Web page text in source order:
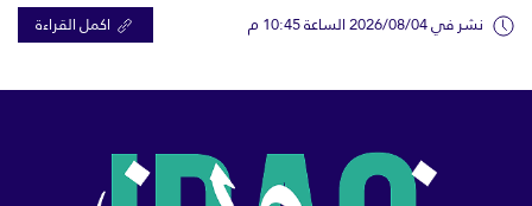
نشر في 2026/08/04 الساعة 10:45 م اكمل القراءة